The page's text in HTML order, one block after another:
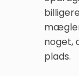
noget,
plads.